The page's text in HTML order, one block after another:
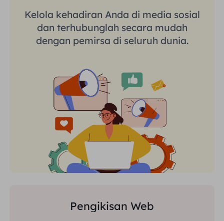
Kelola kehadiran Anda di media sosial
dan terhubunglah secara mudah
dengan pemirsa di seluruh dunia.
Pengikisan Web